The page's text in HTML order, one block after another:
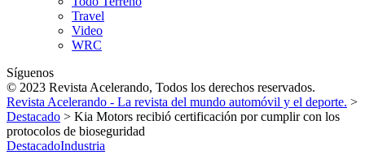
Travel
Video
WRC
Síguenos
© 2023 Revista Acelerando, Todos los derechos reservados.
Revista Acelerando - La revista del mundo automóvil y el deporte. >
Destacado > Kia Motors recibió certificación por cumplir con los
protocolos de bioseguridad
DestacadoIndustria